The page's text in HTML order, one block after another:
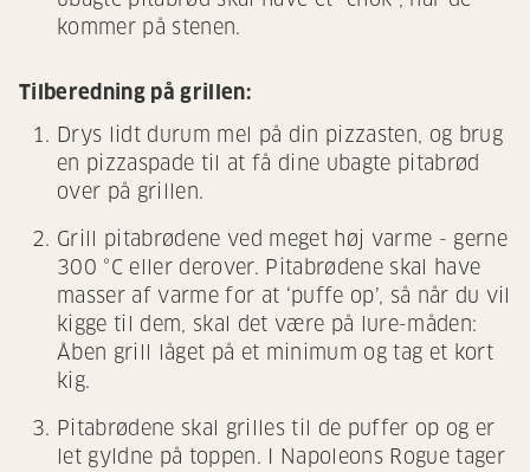
kommer på stenen.
Tilberedning på grillen:
Drys lidt durum mel på din pizzasten, og brug
en pizzaspade til at få dine ubagte pitabrød
over på grillen.
Grill pitabrødene ved meget høj varme - gerne
300 °C eller derover. Pitabrødene skal have
masser af varme for at ‘puffe op’, så når du vil
kigge til dem, skal det være på lure-måden:
Åben grill låget på et minimum og tag et kort
kig.
Pitabrødene skal grilles til de puffer op og er
let gyldne på toppen. I Napoleons Rogue tager